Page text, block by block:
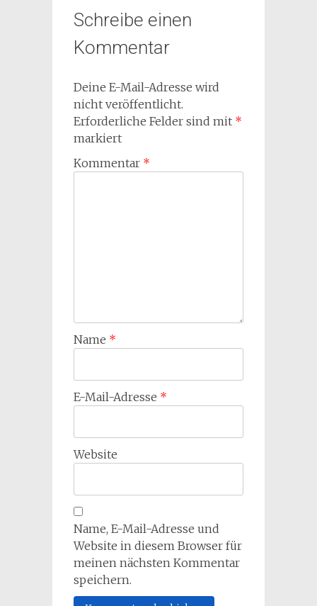
Schreibe einen
Kommentar
Deine E-Mail-Adresse wird
nicht veröffentlicht.
Erforderliche Felder sind mit *
markiert
Kommentar *
Name *
E-Mail-Adresse *
Website
Name, E-Mail-Adresse und
Website in diesem Browser für
meinen nächsten Kommentar
speichern.